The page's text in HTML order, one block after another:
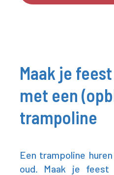
Maak je
met een
trampoline
Een trampoline
oud. Maak je feest